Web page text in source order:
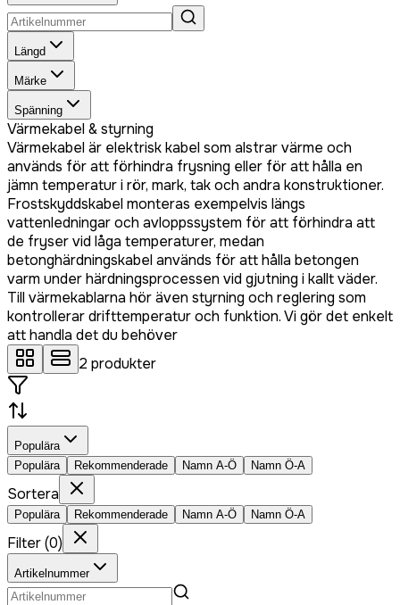
Längd
Märke
Spänning
Värmekabel & styrning
Värmekabel är elektrisk kabel som alstrar värme och
används för att förhindra frysning eller för att hålla en
jämn temperatur i rör, mark, tak och andra konstruktioner.
Frostskyddskabel monteras exempelvis längs
vattenledningar och avloppssystem för att förhindra att
de fryser vid låga temperaturer, medan
betonghärdningskabel används för att hålla betongen
varm under härdningsprocessen vid gjutning i kallt väder.
Till värmekablarna hör även styrning och reglering som
kontrollerar drifttemperatur och funktion. Vi gör det enkelt
att handla det du behöver
2 produkter
Populära
Populära
Rekommenderade Namn A-Ö Namn Ö-A
Sortera
Populära Rekommenderade Namn A-Ö Namn Ö-A
Filter(0)
Artikelnummer